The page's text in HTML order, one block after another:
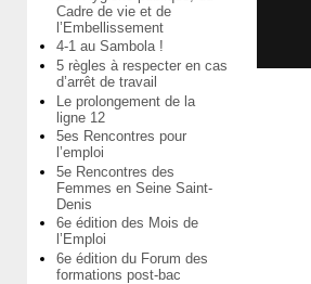
Cadre de vie et de
l’Embellissement
4-1 au Sambola !
5 règles à respecter en cas
d’arrêt de travail
Le prolongement de la
ligne 12
5es Rencontres pour
l’emploi
5e Rencontres des
Femmes en Seine Saint-
Denis
6e édition des Mois de
l’Emploi
6e édition du Forum des
formations post-bac